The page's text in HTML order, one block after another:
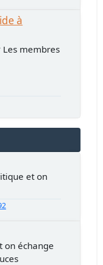
à
Les membres
et on
on échange